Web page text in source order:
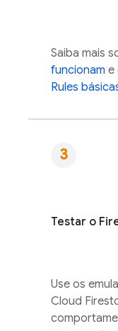
Saiba mais
funcionam e
Rules
Testar o
Use os
Cloud